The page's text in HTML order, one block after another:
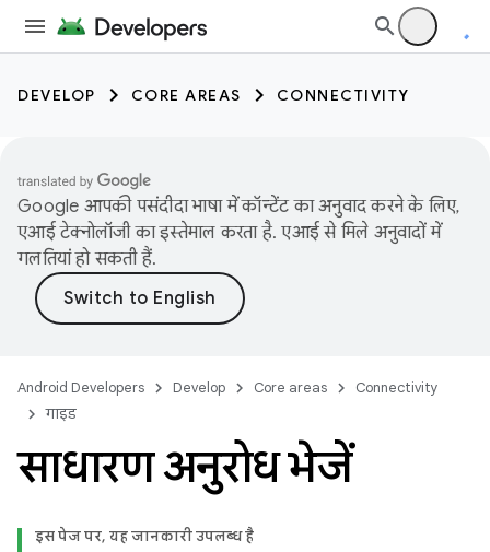
DEVELOP CORE AREAS CONNECTIVITY
Google आपकी पसंदीदा भाषा में कॉन्टेंट का अनुवाद करने के लिए,
एआई टेक्नोलॉजी का इस्तेमाल करता है. एआई से मिले अनुवादों में
गलतियां हो सकती हैं.
Android Developers Develop Core areas
Connectivity
गाइड
साधारण अनुरोध भेजें
इस पेज पर, यह जानकारी उपलब्ध है